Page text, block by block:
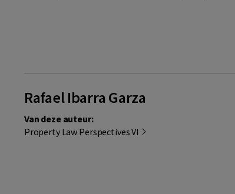
Rafael Ibarra Garza
Van deze auteur:
Property Law Perspectives VI